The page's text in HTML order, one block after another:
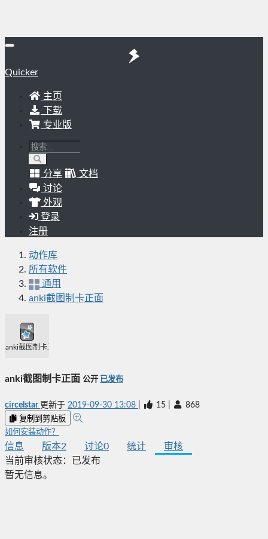
Quicker
主页
下载
专业版
分享
文档
讨论
外观
登录
注册
动作库
所有软件
通用
anki截图制卡正面
anki截图制卡正面
anki截图制卡正面 公开 已发布
circelstar 更新于 2019-09-30 13:08 15 868
复制到剪贴板
如何安装动作？
信息 版本2 讨论0 统计
审核
当前审核状态：
已发布
暂无信息。